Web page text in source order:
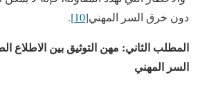
دون خرق السر المهني[10]
.
المطلب الثاني: مهن التوثيق بين
السر المهني